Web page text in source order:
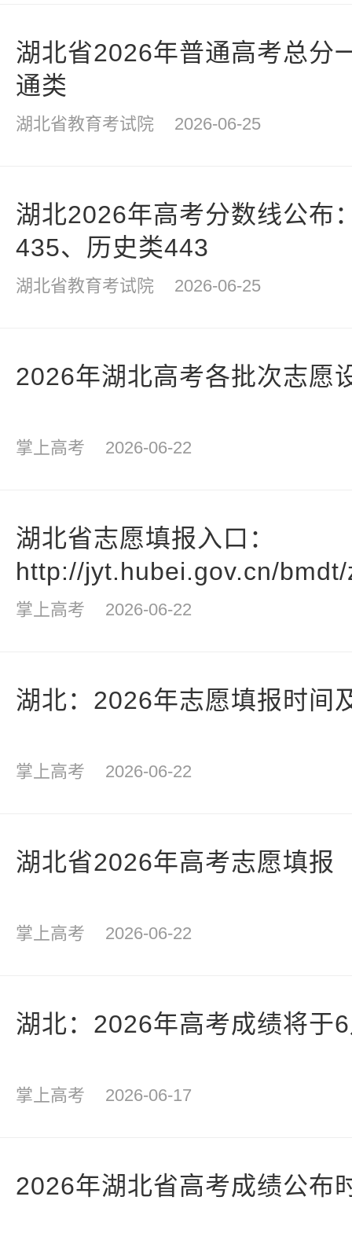
湖北省2026年普通高考总分
通类
湖北省教育考试院 2026-06-25
湖北2026年高考分数线公布
435、历史类443
湖北省教育考试院 2026-06-25
2026年湖北高考各批次志愿
掌上高考 2026-06-22
湖北省志愿填报入口：
http://jyt.hubei.gov.cn/
掌上高考 2026-06-22
湖北：2026年志愿填报时间
掌上高考 2026-06-22
湖北省2026年高考志愿填报
掌上高考 2026-06-22
湖北：2026年高考成绩将于
掌上高考 2026-06-17
2026年湖北省高考成绩公布